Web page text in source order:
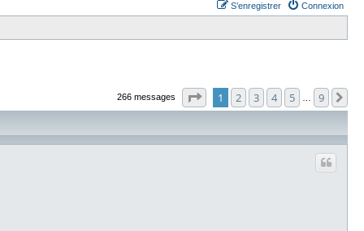
Connexion
S’enregistrer
266 messages Page sur9
1 2 3 4 5 9